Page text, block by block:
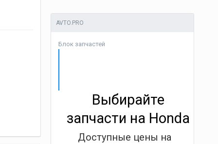
AVTO.PRO
Блок запчастей
Выбирайте
запчасти на Honda
Доступные цены на